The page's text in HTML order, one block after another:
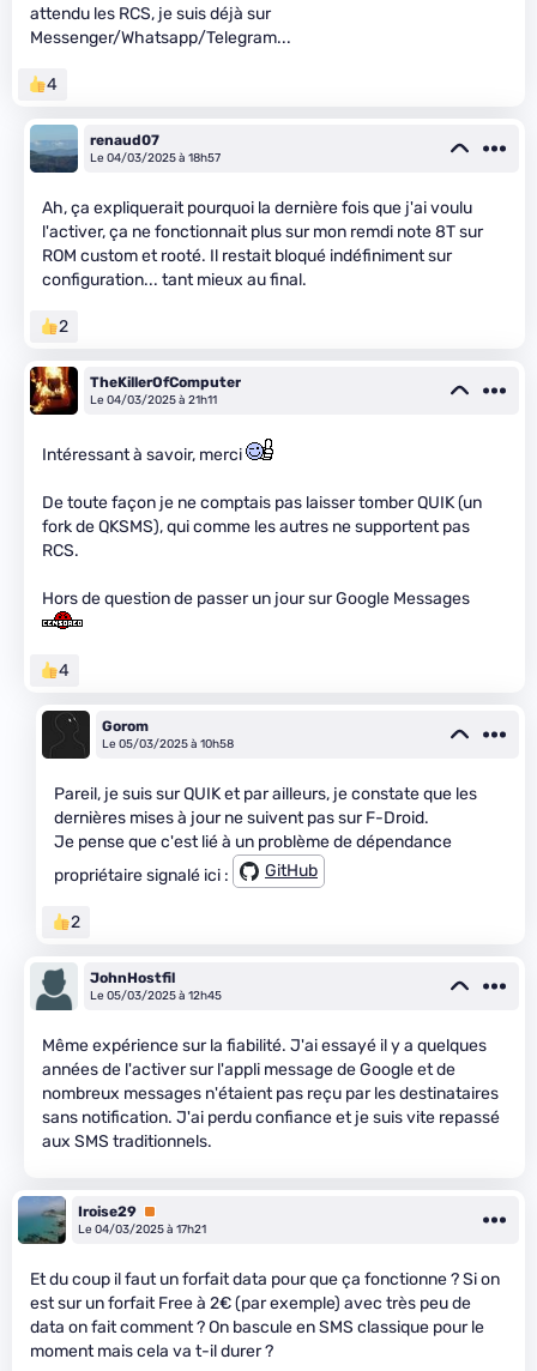
attendu les RCS, je suis déjà sur
Messenger/Whatsapp/Telegram...
4
renaud07
Le 04/03/2025 à 18h57
Ah, ça expliquerait pourquoi la dernière fois que j'ai voulu
l'activer, ça ne fonctionnait plus sur mon remdi note 8T sur
ROM custom et rooté. Il restait bloqué indéfiniment sur
configuration... tant mieux au final.
2
TheKillerOfComputer
Le 04/03/2025 à 21h11
Intéressant à savoir, merci
De toute façon je ne comptais pas laisser tomber QUIK (un
fork de QKSMS), qui comme les autres ne supportent pas
RCS.
Hors de question de passer un jour sur Google Messages
4
Gorom
Le 05/03/2025 à 10h58
Pareil, je suis sur QUIK et par ailleurs, je constate que les
dernières mises à jour ne suivent pas sur F-Droid.
Je pense que c'est lié à un problème de dépendance
propriétaire signalé ici :
GitHub
2
JohnHostfil
Le 05/03/2025 à 12h45
Même expérience sur la fiabilité. J'ai essayé il y a quelques
années de l'activer sur l'appli message de Google et de
nombreux messages n'étaient pas reçu par les destinataires
sans notification. J'ai perdu confiance et je suis vite repassé
aux SMS traditionnels.
Iroise29 Premium
Le 04/03/2025 à 17h21
Et du coup il faut un forfait data pour que ça fonctionne ? Si on
est sur un forfait Free à 2€ (par exemple) avec très peu de
data on fait comment ? On bascule en SMS classique pour le
moment mais cela va t-il durer ?